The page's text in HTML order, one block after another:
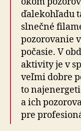
ďalekohľadu
slnečné
pozorovanie
počasie. V
aktivity je v
veľmi dobre
to
a ich
pre